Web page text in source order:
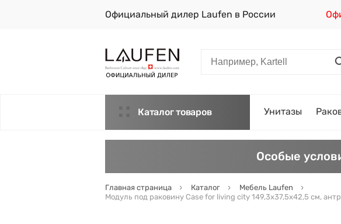
Официальный дилер Laufen в России
Каталог товаров Унитазы
Особые
Главная страница Каталог
Мебель Laufen
Модуль под раковину Case for living city 149,3х37,5х42,5 см,